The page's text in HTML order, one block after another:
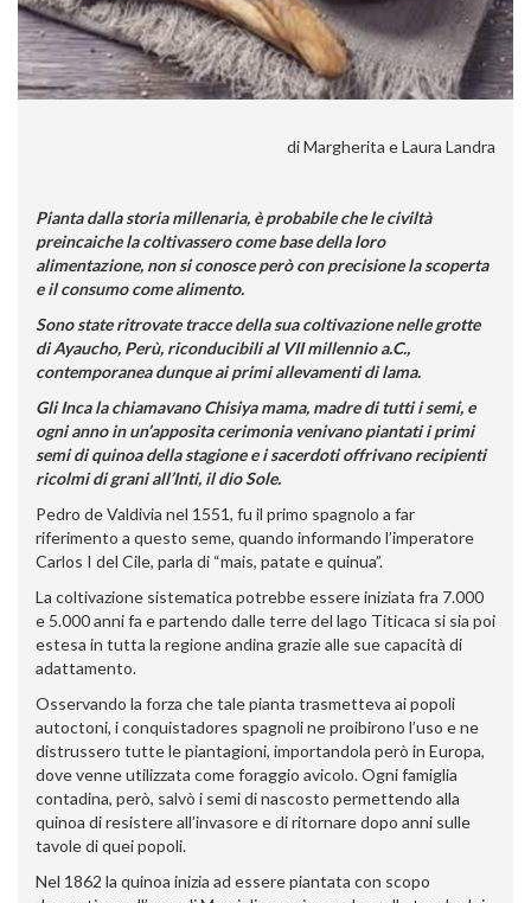
di Margherita e Laura Landra
Pianta dalla storia millenaria, è probabile che le civiltà
preincaiche la coltivassero come base della loro
alimentazione, non si conosce però con precisione la scoperta
e il consumo come alimento.
Sono state ritrovate tracce della sua coltivazione nelle grotte
di Ayaucho, Perù, riconducibili al VII millennio a.C.,
contemporanea dunque ai primi allevamenti di lama.
Gli Inca la chiamavanoChisiya mama, madre di tutti i semi, e
ogni anno in un’apposita cerimonia venivano piantati i primi
semi di quinoa della stagione e i sacerdoti offrivano recipienti
ricolmi di grani all’Inti, il dio Sole.
Pedro de Valdivia nel 1551, fu il primo spagnolo a far
riferimento a questo seme, quando informando l’imperatore
Carlos I del Cile, parla di “mais, patate e quinua”.
La coltivazione sistematica potrebbe essere iniziata fra 7.000
e 5.000 anni fa e partendo dalle terre del lago Titicaca si sia poi
estesa in tutta la regione andina grazie alle sue capacità di
adattamento.
Osservando la forza che tale pianta trasmetteva ai popoli
autoctoni, i conquistadores spagnoli ne proibirono l’uso e ne
distrussero tutte le piantagioni, importandola però in Europa,
dove venne utilizzata come foraggio avicolo. Ogni famiglia
contadina, però, salvò i semi di nascosto permettendo alla
quinoa di resistere all’invasore e di ritornare dopo anni sulle
tavole di quei popoli.
Nel 1862 la quinoa inizia ad essere piantata con scopo